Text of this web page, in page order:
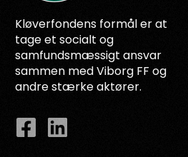
Kløverfondens formål er at
tage et socialt og
samfundsmæssigt ansvar
sammen med Viborg FF og
andre stærke aktører.